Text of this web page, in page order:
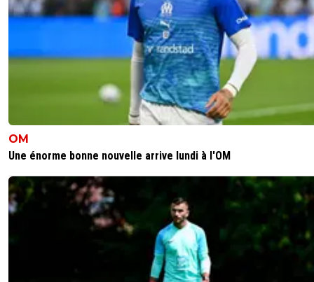
OM
Une énorme bonne nouvelle arrive lundi à l'OM